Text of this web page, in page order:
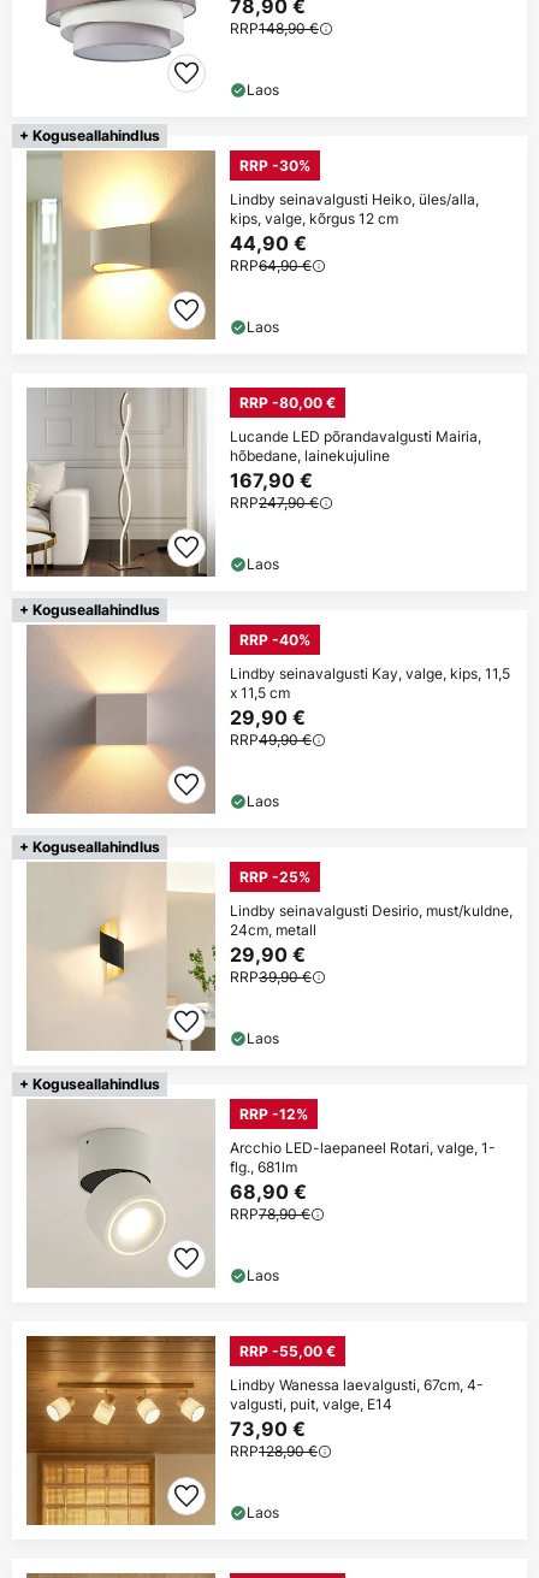
78,90 €
RRP148,90 €
Laos
+ Koguseallahindlus
RRP -30%
Lindby seinavalgusti Heiko, üles/alla,
kips, valge, kõrgus 12 cm
44,90 €
RRP64,90 €
Laos
RRP -80,00 €
Lucande LED põrandavalgusti Mairia,
hõbedane, lainekujuline
167,90 €
RRP247,90 €
Laos
+ Koguseallahindlus
RRP -40%
Lindby seinavalgusti Kay, valge, kips, 11,5
x 11,5 cm
29,90 €
RRP49,90 €
Laos
+ Koguseallahindlus
RRP -25%
Lindby seinavalgusti Desirio, must/kuldne,
24cm, metall
29,90 €
RRP39,90 €
Laos
+ Koguseallahindlus
RRP -12%
Arcchio LED-laepaneel Rotari, valge, 1-
flg., 681lm
68,90 €
RRP78,90 €
Laos
RRP -55,00 €
Lindby Wanessa laevalgusti, 67cm, 4-
valgusti, puit, valge, E14
73,90 €
RRP128,90 €
Laos